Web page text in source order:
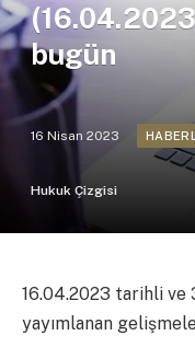
bugün
16 Nisan 2023
Hukuk Çizgisi
16.04.2023 tarihli ve
yayımlanan